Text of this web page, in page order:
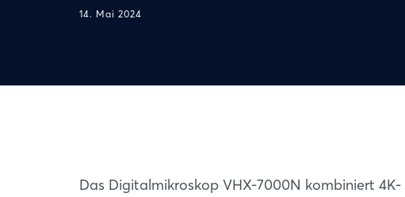
14. Mai 2024
Das Digitalmikroskop VHX-7000N kombiniert 4K-